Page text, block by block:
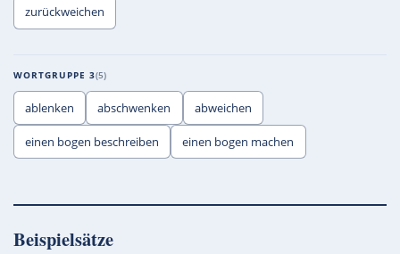
zurückweichen
WORTGRUPPE 3 5
ablenken abschwenken abweichen
einen bogen beschreiben einen bogen machen
Beispielsätze